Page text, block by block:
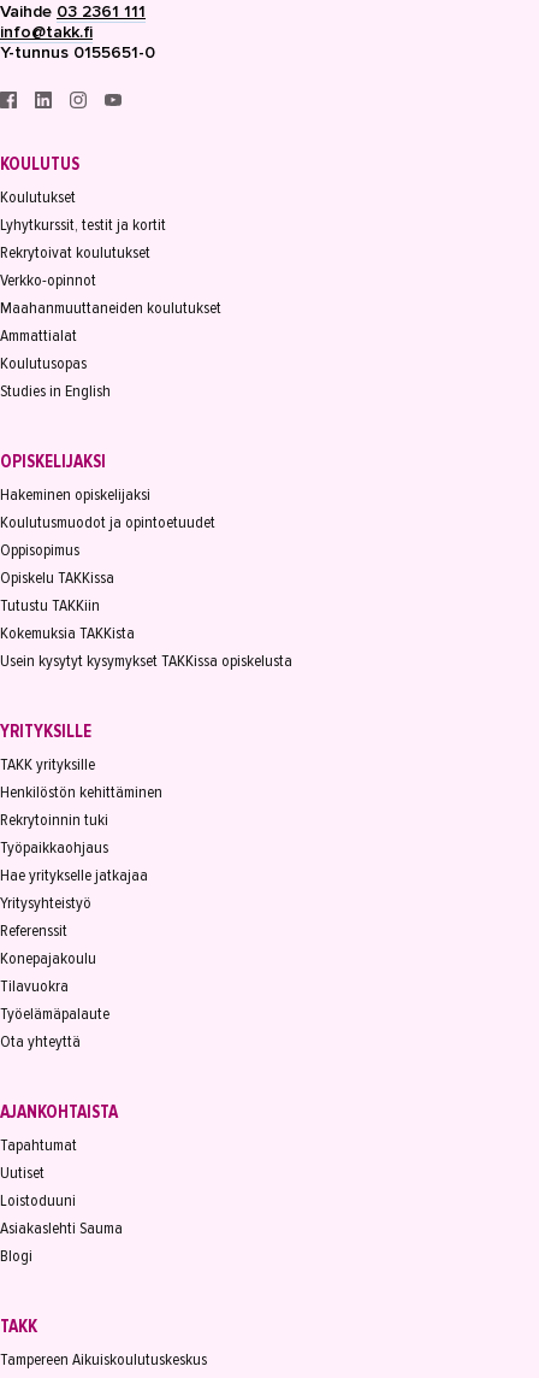
Vaihde 03 2361 111
info@takk.fi
Y-tunnus 0155651-0
KOULUTUS
Koulutukset
Lyhytkurssit, testit ja kortit
Rekrytoivat koulutukset
Verkko-opinnot
Maahanmuuttaneiden koulutukset
Ammattialat
Koulutusopas
Studies in English
OPISKELIJAKSI
Hakeminen opiskelijaksi
Koulutusmuodot ja opintoetuudet
Oppisopimus
Opiskelu TAKKissa
Tutustu TAKKiin
Kokemuksia TAKKista
Usein kysytyt kysymykset TAKKissa opiskelusta
YRITYKSILLE
TAKK yrityksille
Henkilöstön kehittäminen
Rekrytoinnin tuki
Työpaikkaohjaus
Hae yritykselle jatkajaa
Yritysyhteistyö
Referenssit
Konepajakoulu
Tilavuokra
Työelämäpalaute
Ota yhteyttä
AJANKOHTAISTA
Tapahtumat
Uutiset
Loistoduuni
Asiakaslehti Sauma
Blogi
TAKK
Tampereen Aikuiskoulutuskeskus